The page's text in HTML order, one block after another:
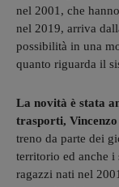
nel 2001, che
nel 2019, arriva
possibilità in una
quanto riguarda il
La novità è stata
trasporti,
treno da parte dei
territorio ed anche
ragazzi nati nel